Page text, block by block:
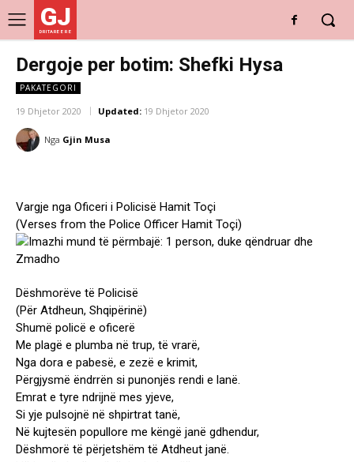
GJ
DRITARE E RE
Dergoje per botim: Shefki Hysa
PAKATEGORI
19 Dhjetor 2020 Updated: 19 Dhjetor 2020
Nga Gjin Musa
Vargje nga Oficeri i Policisë Hamit Toçi
(Verses from the Police Officer Hamit Toçi)
Dëshmorëve të Policisë
(Për Atdheun, Shqipërinë)
Shumë policë e oficerë
Me plagë e plumba në trup, të vrarë,
Nga dora e pabesë, e zezë e krimit,
Përgjysmë ëndrrën si punonjës rendi e lanë.
Emrat e tyre ndrijnë mes yjeve,
Si yje pulsojnë në shpirtrat tanë,
Në kujtesën popullore me këngë janë gdhendur,
Dëshmorë të përjetshëm të Atdheut janë.